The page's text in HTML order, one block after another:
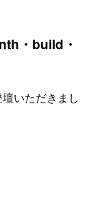
・build・
いただきまし